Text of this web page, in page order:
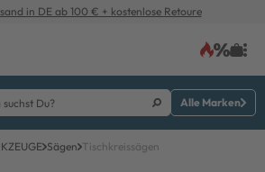
in DE ab 100 € + kostenlose Retoure
Alle Marken
Sägen Tischkreissägen